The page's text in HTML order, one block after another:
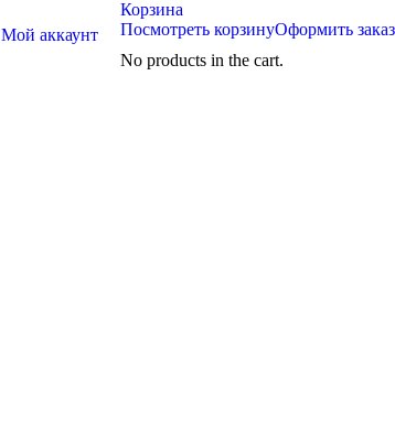
Мой аккаунт
Корзина
Посмотреть корзинуОформить заказ
No products in the cart.